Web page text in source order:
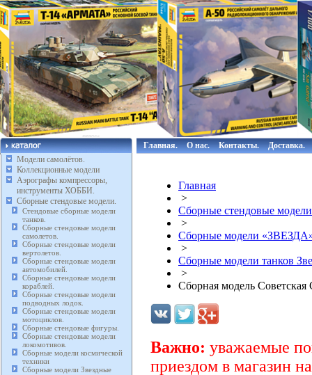
Модели самолётов.
Коллекционные модели
Аэрографы компрессоры,
инструменты ХОББИ.
Сборные стендовые модели.
Стендовые сборные модели
танков.
Сборные стендовые модели
самолетов.
Сборные стендовые модели
вертолетов.
Сборные стендовые модели
автомобилей.
Сборные стендовые модели
кораблей.
Сборные стендовые модели
подводных лодок.
Сборные стендовые модели
мотоциклов.
Сборные стендовые фигуры.
Сборные стендовые модели
локомотивов.
Сборные модели космической
техники
Сборные модели Звездные
Главная. О нас. Контакты. Доставка.
Главная
>
Сборные стендовые
>
Сборные модели
>
Сборные модели танков
>
Сборная модель
Важно: уважаемые
приездом в магазин